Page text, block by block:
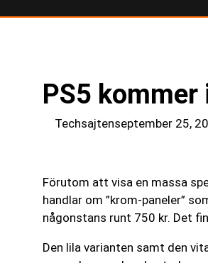
PS5
Techsajtenseptember 25,
Förutom att visa en massa
handlar om ”krom-paneler”
någonstans runt 750 kr. Det
Den lila varianten samt den